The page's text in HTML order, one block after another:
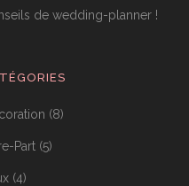
de wedding-planner !
(8)
Part (5)
(4)